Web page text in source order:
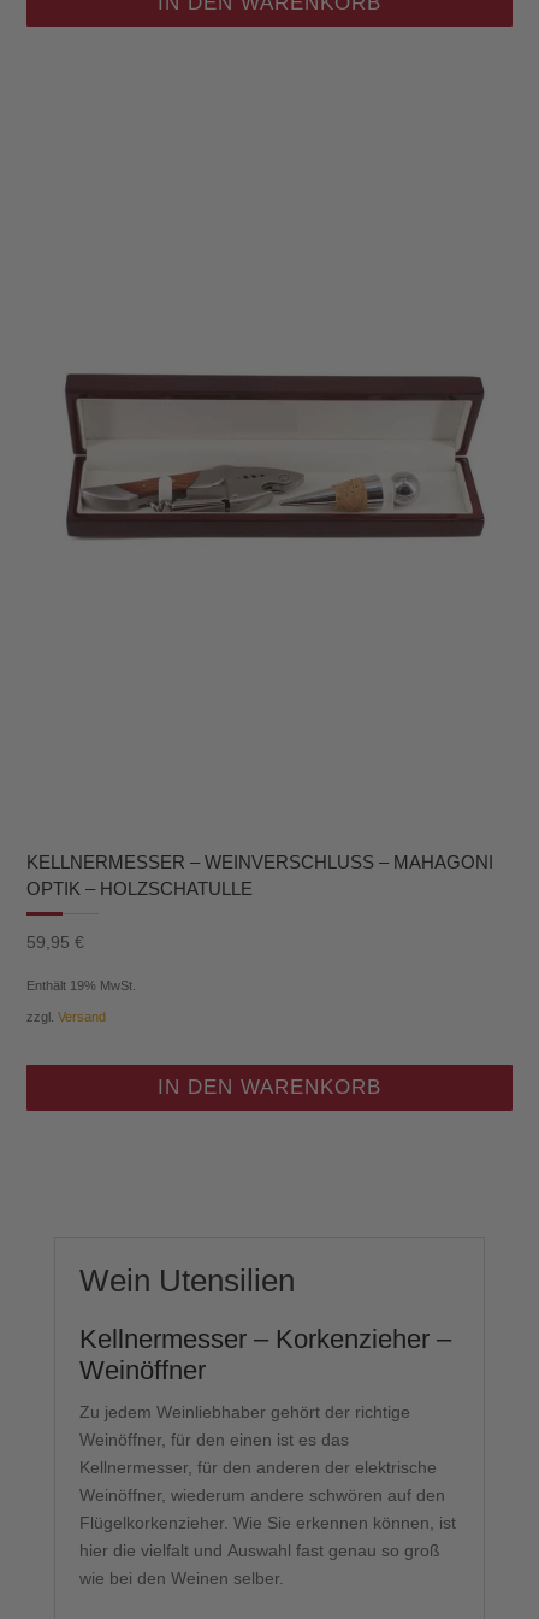
KELLNERMESSER – WEINVERSCHLUSS – MAHAGONI
OPTIK – HOLZSCHATULLE
59,95€
Enthält 19% MwSt.
zzgl.Versand
IN DEN WARENKORB
Wein Utensilien
Kellnermesser – Korkenzieher –
Weinöffner
Zu jedem Weinliebhaber gehört der richtige
Weinöffner, für den einen ist es das
Kellnermesser, für den anderen der elektrische
Weinöffner, wiederum andere schwören auf den
Flügelkorkenzieher. Wie Sie erkennen können, ist
hier die vielfalt und Auswahl fast genau so groß
wie bei den Weinen selber.